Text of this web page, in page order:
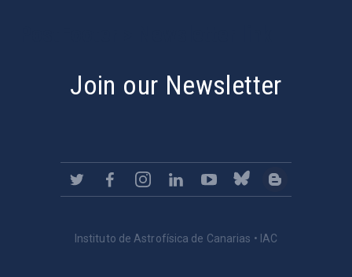
Join our Newsletter
Instituto de Astrofísica de Canarias • IAC